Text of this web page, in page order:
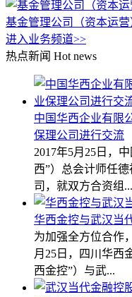
基金管理公司（资本运营
进入业务频道>>
热点新闻 Hot news
中国华西企业有限
保理公司进行交流
2017年5月25日，
西”）总会计师任
司，就双方合资组...
华西金控与武汉当
为加强全方位合作
月25日，四川华西
西金控”）与武...